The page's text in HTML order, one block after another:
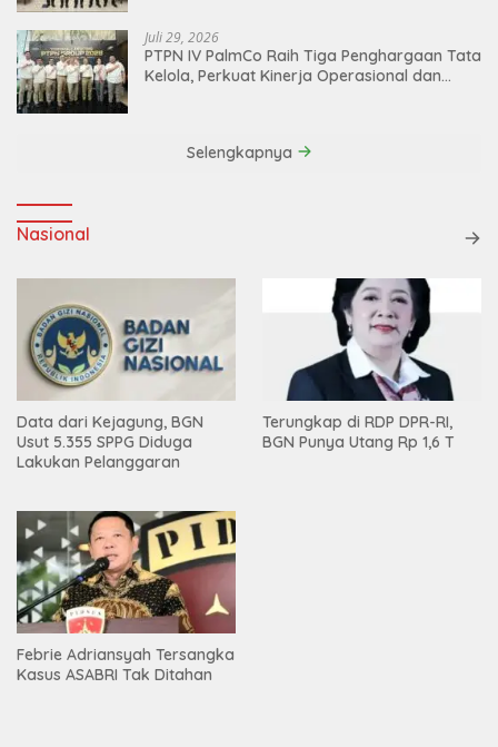
Juli 29, 2026
PTPN IV PalmCo Raih Tiga Penghargaan Tata
Kelola, Perkuat Kinerja Operasional dan
Selengkapnya
Nasional
Data dari Kejagung, BGN
Usut 5.355 SPPG Diduga
Lakukan Pelanggaran
Terungkap di RDP DPR-RI,
BGN Punya Utang Rp 1,6 T
Febrie Adriansyah Tersangka
Kasus ASABRI Tak Ditahan